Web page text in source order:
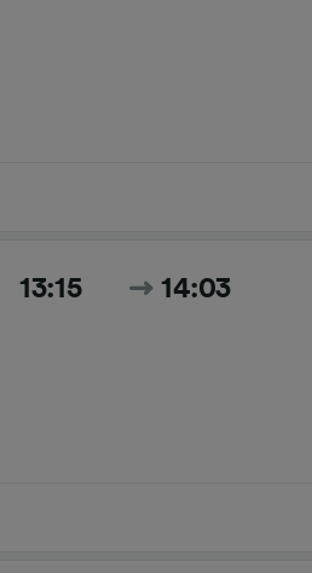
13:15 14:03